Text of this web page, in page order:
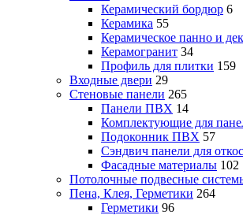
Керамический бордюр 6
Керамика 55
Керамическое панно и
Керамогранит 34
Профиль для плитки 159
Входные двери 29
Стеновые панели 265
Панели ПВХ 14
Комплектующие для
Подоконник ПВХ 57
Сэндвич панели для
Фасадные материалы 102
Потолочные подвесные
Пена, Клея, Герметики 264
Герметики 96